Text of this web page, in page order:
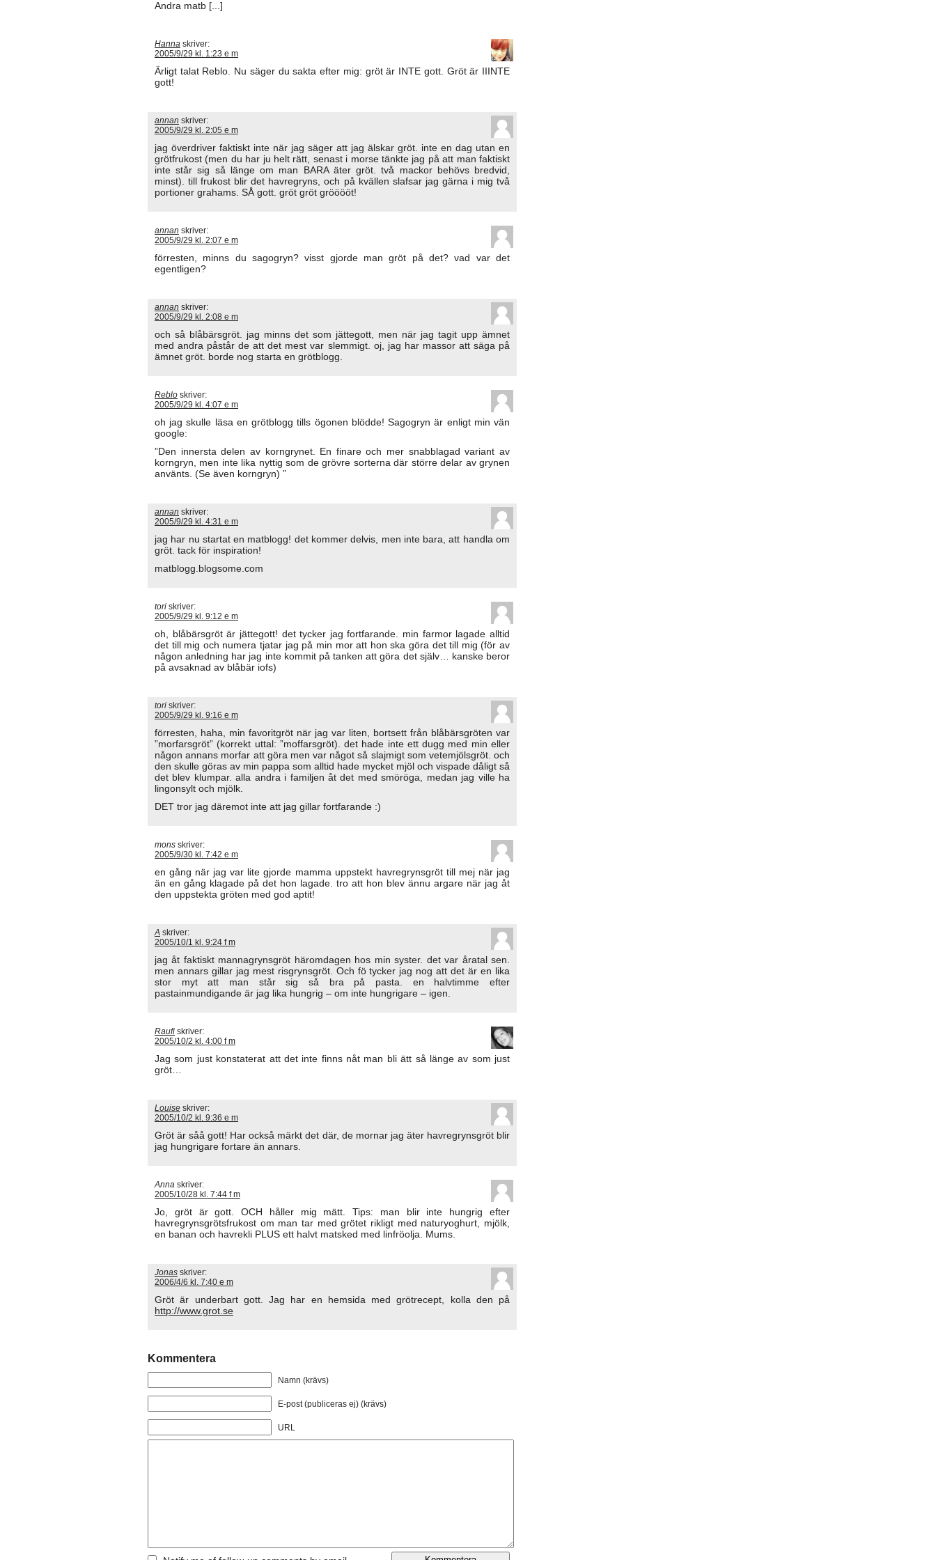
Andra matb [...]
Hanna skriver:
2005/9/29 kl. 1:23 e m
Ärligt talat Reblo. Nu säger du sakta efter mig: gröt är INTE gott. Gröt är IIINTE
gott!
annan skriver:
2005/9/29 kl. 2:05 e m
jag överdriver faktiskt inte när jag säger att jag älskar gröt. inte en dag utan en
grötfrukost (men du har ju helt rätt, senast i morse tänkte jag på att man faktiskt
inte står sig så länge om man BARA äter gröt. två mackor behövs bredvid,
minst). till frukost blir det havregryns, och på kvällen slafsar jag gärna i mig två
portioner grahams. SÅ gott. gröt gröt grööööt!
annan skriver:
2005/9/29 kl. 2:07 e m
förresten, minns du sagogryn? visst gjorde man gröt på det? vad var det
egentligen?
annan skriver:
2005/9/29 kl. 2:08 e m
och så blåbärsgröt. jag minns det som jättegott, men när jag tagit upp ämnet
med andra påstår de att det mest var slemmigt. oj, jag har massor att säga på
ämnet gröt. borde nog starta en grötblogg.
Reblo skriver:
2005/9/29 kl. 4:07 e m
oh jag skulle läsa en grötblogg tills ögonen blödde! Sagogryn är enligt min vän
google:
”Den innersta delen av korngrynet. En finare och mer snabblagad variant av
korngryn, men inte lika nyttig som de grövre sorterna där större delar av grynen
använts. (Se även korngryn) ”
annan skriver:
2005/9/29 kl. 4:31 e m
jag har nu startat en matblogg! det kommer delvis, men inte bara, att handla om
gröt. tack för inspiration!
matblogg.blogsome.com
tori skriver:
2005/9/29 kl. 9:12 e m
oh, blåbärsgröt är jättegott! det tycker jag fortfarande. min farmor lagade alltid
det till mig och numera tjatar jag på min mor att hon ska göra det till mig (för av
någon anledning har jag inte kommit på tanken att göra det själv… kanske beror
på avsaknad av blåbär iofs)
tori skriver:
2005/9/29 kl. 9:16 e m
förresten, haha, min favoritgröt när jag var liten, bortsett från blåbärsgröten var
”morfarsgröt” (korrekt uttal: ”moffarsgröt). det hade inte ett dugg med min eller
någon annans morfar att göra men var något så slajmigt som vetemjölsgröt. och
den skulle göras av min pappa som alltid hade mycket mjöl och vispade dåligt så
det blev klumpar. alla andra i familjen åt det med smöröga, medan jag ville ha
lingonsylt och mjölk.
DET tror jag däremot inte att jag gillar fortfarande :)
mons skriver:
2005/9/30 kl. 7:42 e m
en gång när jag var lite gjorde mamma uppstekt havregrynsgröt till mej när jag
än en gång klagade på det hon lagade. tro att hon blev ännu argare när jag åt
den uppstekta gröten med god aptit!
A skriver:
2005/10/1 kl. 9:24 f m
jag åt faktiskt mannagrynsgröt häromdagen hos min syster. det var åratal sen.
men annars gillar jag mest risgrynsgröt. Och fö tycker jag nog att det är en lika
stor myt att man står sig så bra på pasta. en halvtimme efter
pastainmundigande är jag lika hungrig – om inte hungrigare – igen.
Raufi skriver:
2005/10/2 kl. 4:00 f m
Jag som just konstaterat att det inte finns nåt man bli ätt så länge av som just
gröt…
Louise skriver:
2005/10/2 kl. 9:36 e m
Gröt är såå gott! Har också märkt det där, de mornar jag äter havregrynsgröt blir
jag hungrigare fortare än annars.
Anna skriver:
2005/10/28 kl. 7:44 f m
Jo, gröt är gott. OCH håller mig mätt. Tips: man blir inte hungrig efter
havregrynsgrötsfrukost om man tar med grötet rikligt med naturyoghurt, mjölk,
en banan och havrekli PLUS ett halvt matsked med linfröolja. Mums.
Jonas skriver:
2006/4/6 kl. 7:40 e m
Gröt är underbart gott. Jag har en hemsida med grötrecept, kolla den på
http://www.grot.se
Kommentera
Namn (krävs)
E-post (publiceras ej) (krävs)
URL